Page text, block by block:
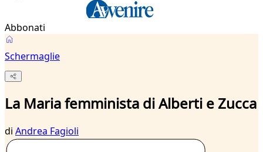
Abbonati
Schermaglie
La Maria femminista di Alberti e Zucca
di Andrea Fagioli